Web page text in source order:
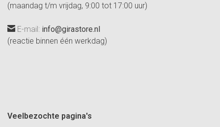
(maandag t/m vrijdag, 9:00 tot 17:00 uur)
E-mail: info@girastore.nl
(reactie binnen één werkdag)
Veelbezochte pagina's